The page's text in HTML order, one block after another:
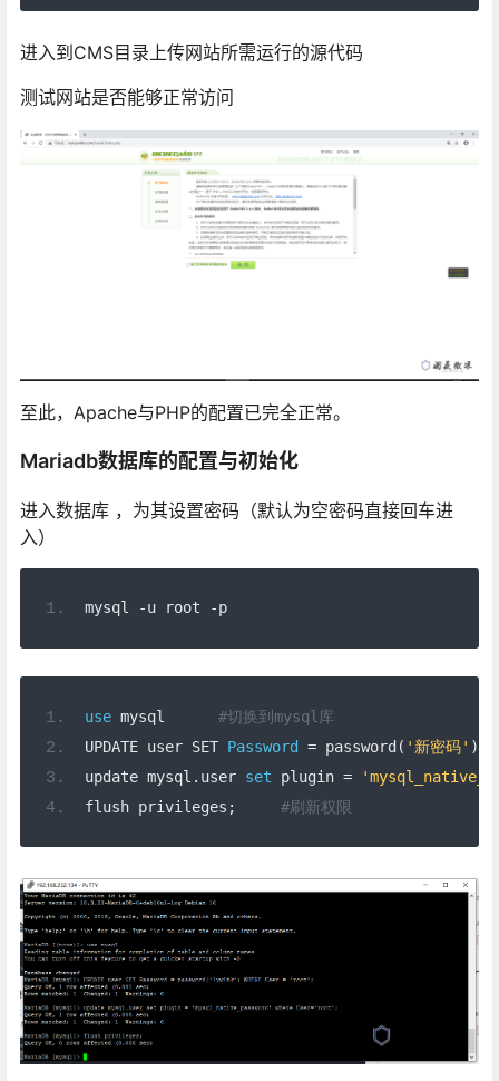
进入到CMS目录上传网站所需运行的源代码
测试网站是否能够正常访问
至此，Apache与PHP的配置已完全正常。
Mariadb数据库的配置与初始化
进入数据库 ，为其设置密码（默认为空密码直接回车进
入）
mysql -u root -p
use mysql #切换到mysql库
UPDATE user SET Password = password ( '新密码' )
update mysql . user set plugin =
flush privileges ; #刷新权限